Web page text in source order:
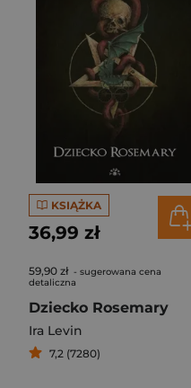
KSIĄŻKA
36,99 zł
59,90 zł - sugerowana cena
detaliczna
Dziecko Rosemary
Ira Levin
7,2 (7280)